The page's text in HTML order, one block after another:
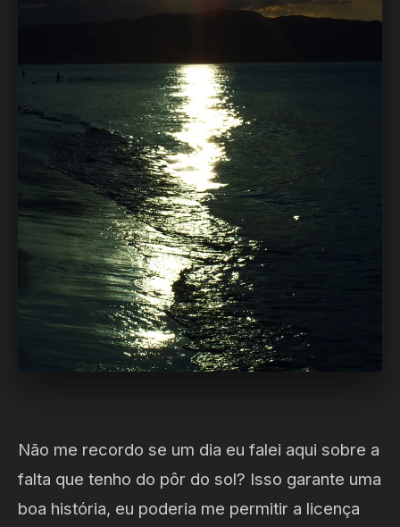
Não me recordo se um dia eu falei aqui sobre a
falta que tenho do pôr do sol? Isso garante uma
boa história, eu poderia me permitir a licença